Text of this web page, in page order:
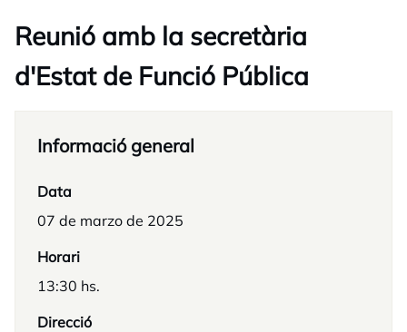
Reunió amb la secretària
d'Estat de Funció Pública
Informació general
Data
07 de marzo de 2025
Horari
13:30 hs.
Direcció